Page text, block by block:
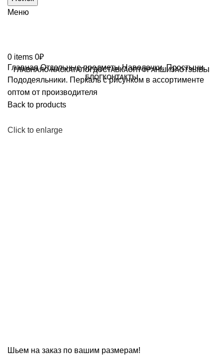
Меню
0 items 0₽
ГЛАВНАЯО НАСКАТАЛОГДОСТАВКАОПТФРАНШИЗАОТЗЫВЫ
БЛОГКОНТАКТЫ
ГлавнаяОтдельные предметыНаволочки. Простыни.
Пододеяльники. Перкаль с рисунком в ассортименте
оптом от производителя
Back to products
Click to enlarge
Шьем на заказ по вашим размерам!